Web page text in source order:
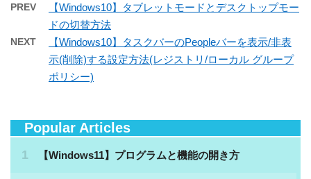
PREV
【Windows10】タブレットモードとデスクトップモー
ドの切替方法
NEXT
【Windows10】タスクバーのPeopleバーを表示/非表
示(削除)する設定方法(レジストリ/ローカル グループ
ポリシー)
Popular Articles